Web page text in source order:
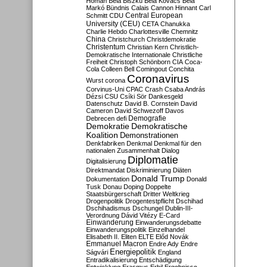
Markó Bündnis Calais Cannon Hinnant Carl
Schmitt CDU Central European
University (CEU) CETA Chanukka
Charlie Hebdo Charlottesville Chemnitz
China Christchurch Christdemokratie
Christentum Christian Kern Christlich-
Demokratische Internationale Christliche
Freiheit Christoph Schönborn CIA Coca-
Cola Colleen Bell Comingout Conchita
Wurst corona Coronavirus
Corvinus-Uni CPAC Crash Csaba András
Dézsi CSU Csíki Sör Dankesgeld
Datenschutz David B. Cornstein David
Cameron David Schwezoff Davos
Debrecen defi Demografie
Demokratie Demokratische
Koalition Demonstrationen
Denkfabriken Denkmal Denkmal für den
nationalen Zusammenhalt Dialog
Digitalisierung Diplomatie
Direktmandat Diskriminierung Diäten
Dokumentation Donald Trump Donald
Tusk Donau Doping Doppelte
Staatsbürgerschaft Dritter Weltkrieg
Drogenpolitik Drogentestpflicht Dschihad
Dschihadismus Dschungel Dublin-III-
Verordnung Dávid Vitézy E-Card
Einwanderung Einwanderungsdebatte
Einwanderungspolitik Einzelhandel
Elisabeth II. Eliten ELTE Előd Novák
Emmanuel Macron Endre Ady Endre
Ságvári Energiepolitik England
Entradikalisierung Entschädigung